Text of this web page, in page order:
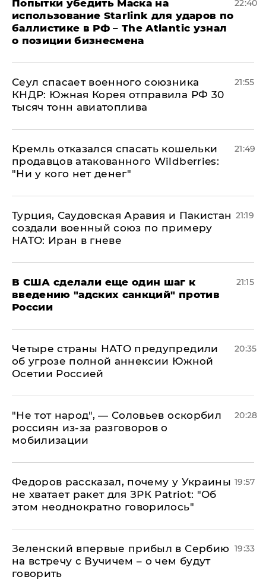
Попытки убедить Маска на
использование Starlink для ударов по
баллистике в РФ – The Atlantic узнал
о позиции бизнесмена
22:40
​Сеул спасает военного союзника
КНДР: Южная Корея отправила РФ 30
тысяч тонн авиатоплива
21:55
Кремль отказался спасать кошельки
продавцов атакованного Wildberries:
"Ни у кого нет денег"
21:49
Турция, Саудовская Аравия и Пакистан
создали военный союз по примеру
НАТО: Иран в гневе
21:19
В США сделали еще один шаг к
введению "адских санкций" против
России
21:15
Четыре страны НАТО предупредили
об угрозе полной аннексии Южной
Осетии Россией
20:35
​"Не тот народ", — Соловьев оскорбил
россиян из-за разговоров о
мобилизации
20:28
Федоров рассказал, почему у Украины
не хватает ракет для ЗРК Patriot: "Об
этом неоднократно говорилось"
19:57
Зеленский впервые прибыл в Сербию
на встречу с Вучичем – о чем будут
говорить
19:33